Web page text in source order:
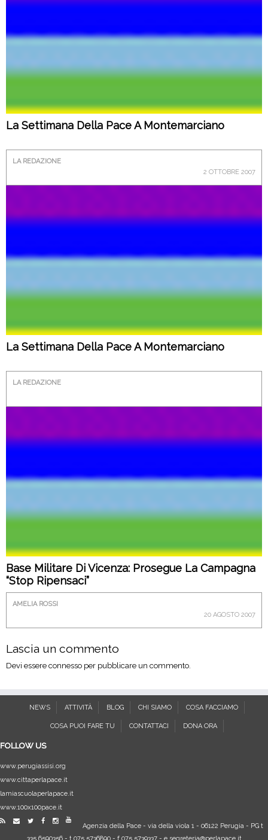
La Settimana Della Pace A Montemarciano
LA REDAZIONE
2 OTTOBRE 2007
La Settimana Della Pace A Montemarciano
LA REDAZIONE
Base Militare Di Vicenza: Prosegue La Campagna
“Stop Ripensaci”
AMELIA ROSSI
20 AGOSTO 2007
Lascia un commento
Devi essere connesso per pubblicare un commento.
NEWS ATTIVITÀ BLOG CHI SIAMO COSA FACCIAMO
COSA PUOI FARE TU CONTATTACI DONA ORA
FOLLOW US
www.perugiassisi.org
www.cittaperlapace.it
lamiascuolaperlapace.it
www.100x100pace.it
Agenzia della Pace- via della viola 1- 06122 Perugia- PGt